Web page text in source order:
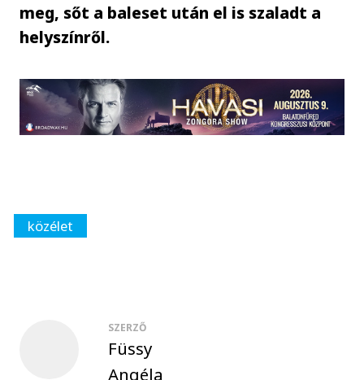
meg, sőt a baleset után el is szaladt a
helyszínről.
közélet
SZERZŐ
Füssy
Angéla